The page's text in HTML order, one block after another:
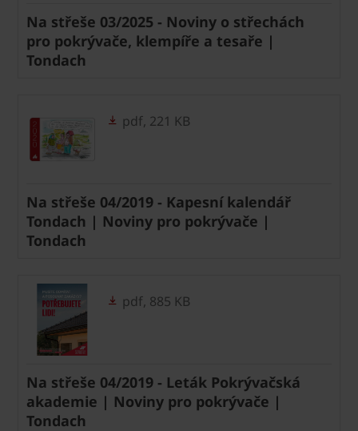
Na střeše 03/2025 - Noviny o střechách
pro pokrývače, klempíře a tesaře |
Tondach
pdf, 221 KB
Na střeše 04/2019 - Kapesní kalendář
Tondach | Noviny pro pokrývače |
Tondach
pdf, 885 KB
Na střeše 04/2019 - Leták Pokrývačská
akademie | Noviny pro pokrývače |
Tondach